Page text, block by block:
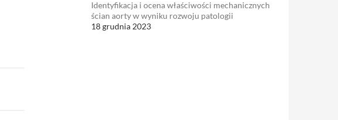
Identyfikacja i ocena właściwości mechanicznych
ścian aorty w wyniku rozwoju patologii
18 grudnia 2023